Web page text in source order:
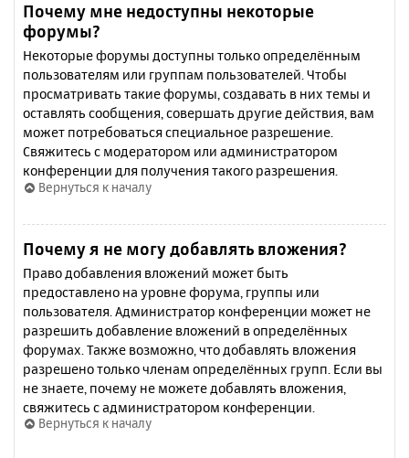
Почему мне недоступны некоторые
форумы?
Некоторые форумы доступны только определённым
пользователям или группам пользователей. Чтобы
просматривать такие форумы, создавать в них темы и
оставлять сообщения, совершать другие действия, вам
может потребоваться специальное разрешение.
Свяжитесь с модератором или администратором
конференции для получения такого разрешения.
Вернуться к началу
Почему я не могу добавлять вложения?
Право добавления вложений может быть
предоставлено на уровне форума, группы или
пользователя. Администратор конференции может не
разрешить добавление вложений в определённых
форумах. Также возможно, что добавлять вложения
разрешено только членам определённых групп. Если вы
не знаете, почему не можете добавлять вложения,
свяжитесь с администратором конференции.
Вернуться к началу